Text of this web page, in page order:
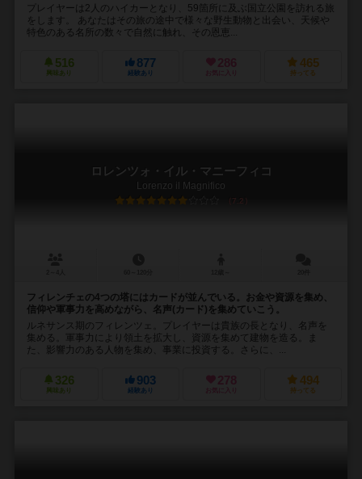
プレイヤーは2人のハイカーとなり、59箇所に及ぶ国立公園を訪れる旅
をします。 あなたはその旅の途中で様々な野生動物と出会い、天候や
特色のある名所の数々で自然に触れ、その恩恵...
516
興味あり
877
経験あり
286
お気に入り
465
持ってる
ロレンツォ・イル・マニーフィコ
Lorenzo il Magnifico
7.2
フィレンチェの4つの塔にはカードが並んでいる。お金や資源を集め、
信仰や軍事力を高めながら、名声(カード)を集めていこう。
ルネサンス期のフィレンツェ。プレイヤーは貴族の長となり、名声を
集める。軍事力により領土を拡大し、資源を集めて建物を造る。ま
た、影響力のある人物を集め、事業に投資する。さらに、...
326
興味あり
903
経験あり
278
お気に入り
494
持ってる